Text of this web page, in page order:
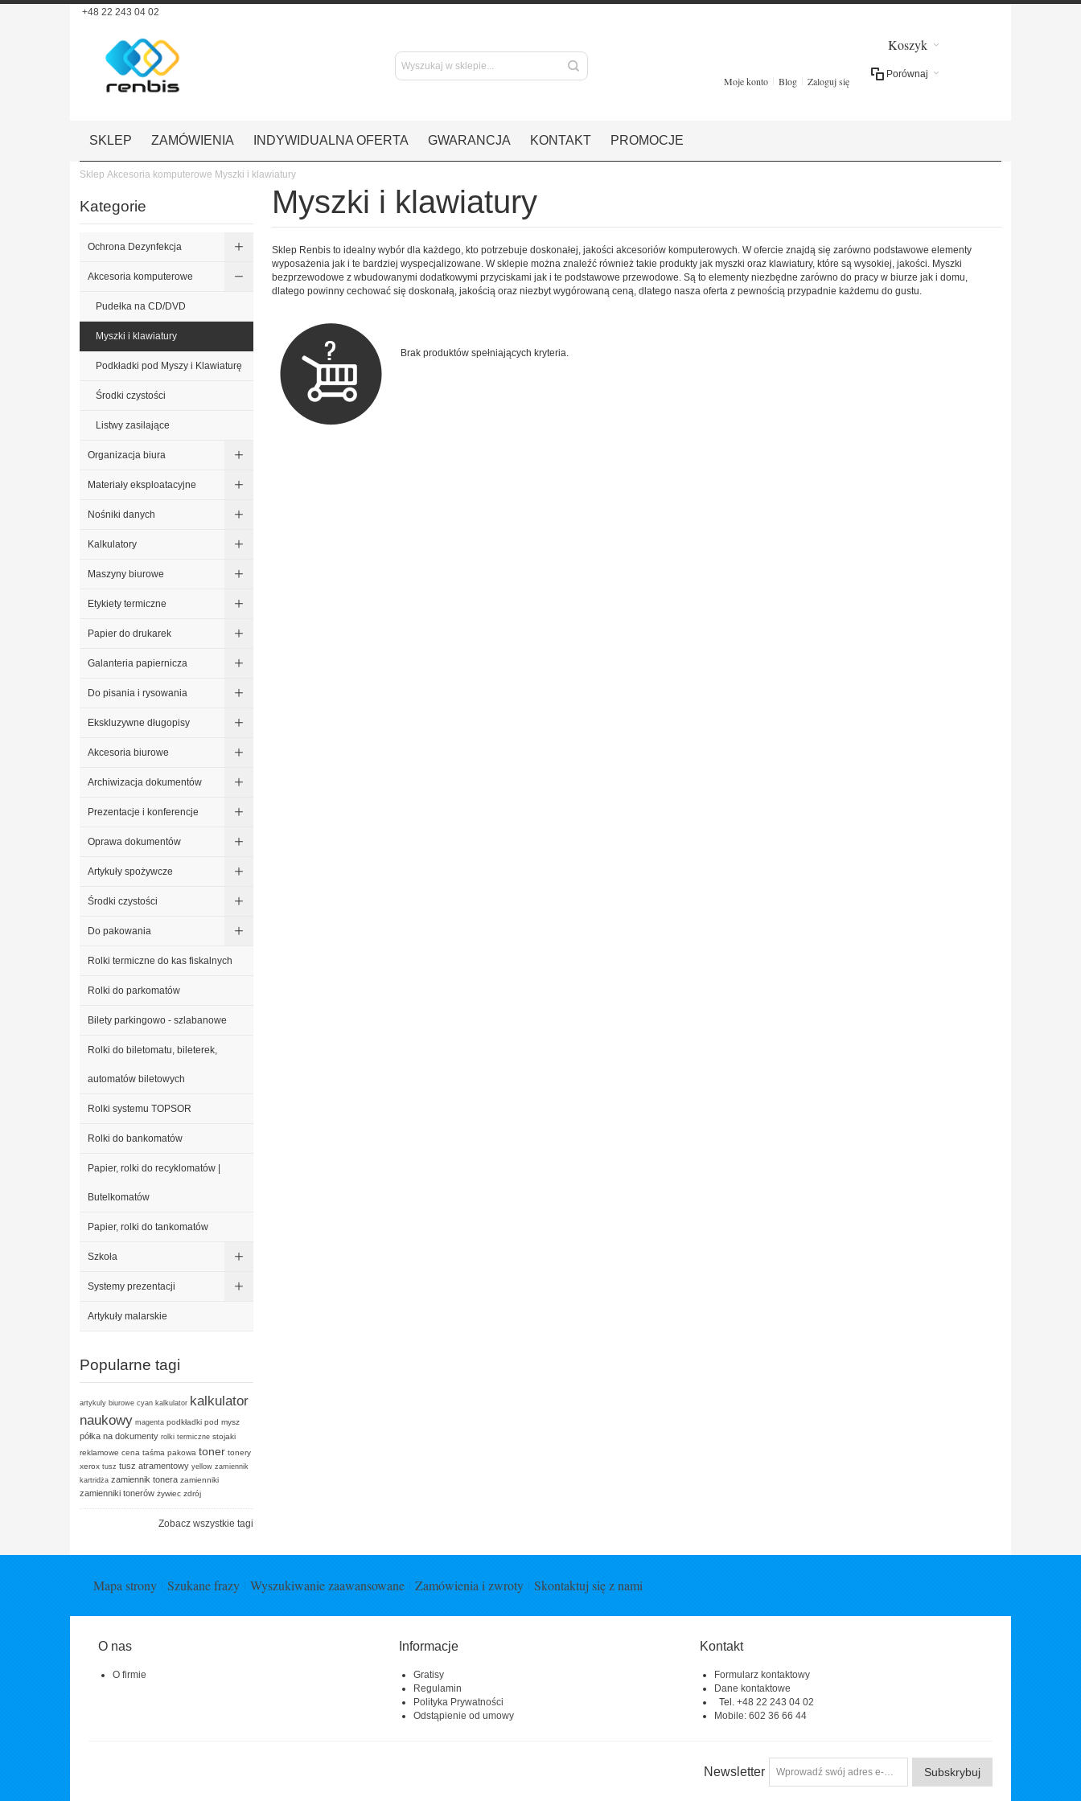
+48 22 243 04 02
Koszyk
Porównaj
Moje konto Blog Zaloguj się
SKLEP ZAMÓWIENIA INDYWIDUALNA OFERTA GWARANCJA KONTAKT PROMOCJE
Sklep Akcesoria komputerowe Myszki i klawiatury
Myszki i klawiatury
Sklep Renbis to idealny wybór dla każdego, kto potrzebuje doskonałej, jakości akcesoriów komputerowych. W ofercie znajdą się zarówno podstawowe elementy
wyposażenia jak i te bardziej wyspecjalizowane. W sklepie można znaleźć również takie produkty jak myszki oraz klawiatury, które są wysokiej, jakości. Myszki
bezprzewodowe z wbudowanymi dodatkowymi przyciskami jak i te podstawowe przewodowe. Są to elementy niezbędne zarówno do pracy w biurze jak i domu,
dlatego powinny cechować się doskonałą, jakością oraz niezbyt wygórowaną ceną, dlatego nasza oferta z pewnością przypadnie każdemu do gustu.
Brak produktów spełniających kryteria.
Kategorie
Ochrona Dezynfekcja
Akcesoria komputerowe
Pudełka na CD/DVD
Myszki i klawiatury
Podkładki pod Myszy i Klawiaturę
Środki czystości
Listwy zasilające
Organizacja biura
Materiały eksploatacyjne
Nośniki danych
Kalkulatory
Maszyny biurowe
Etykiety termiczne
Papier do drukarek
Galanteria papiernicza
Do pisania i rysowania
Ekskluzywne długopisy
Akcesoria biurowe
Archiwizacja dokumentów
Prezentacje i konferencje
Oprawa dokumentów
Artykuły spożywcze
Środki czystości
Do pakowania
Rolki termiczne do kas fiskalnych
Rolki do parkomatów
Bilety parkingowo - szlabanowe
Rolki do biletomatu, bileterek,
automatów biletowych
Rolki systemu TOPSOR
Rolki do bankomatów
Papier, rolki do recyklomatów |
Butelkomatów
Papier, rolki do tankomatów
Szkoła
Systemy prezentacji
Artykuły malarskie
Popularne tagi
artykuly biurowe cyan kalkulator kalkulator
naukowy magenta podkładki pod mysz
półka na dokumenty rolki termiczne stojaki
reklamowe cena taśma pakowa toner tonery
xerox tusz tusz atramentowy yellow zamiennik
kartridża zamiennik tonera zamienniki
zamienniki tonerów żywiec zdrój
Zobacz wszystkie tagi
Mapa strony Szukane frazy Wyszukiwanie zaawansowane Zamówienia i zwroty Skontaktuj się z nami
O nas
O firmie
Informacje
Gratisy
Regulamin
Polityka Prywatności
Odstąpienie od umowy
Kontakt
Formularz kontaktowy
Dane kontaktowe
Tel.+48 22 243 04 02
Mobile:602 36 66 44
Newsletter Subskrybuj